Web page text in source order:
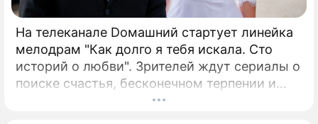
На телеканале Dомашний стартует линейка
мелодрам "Как долго я тебя искала. Сто
историй о любви". Зрителей ждут сериалы о
поиске счастья, бесконечном терпении и
обволакивающей, словно теплый плед,